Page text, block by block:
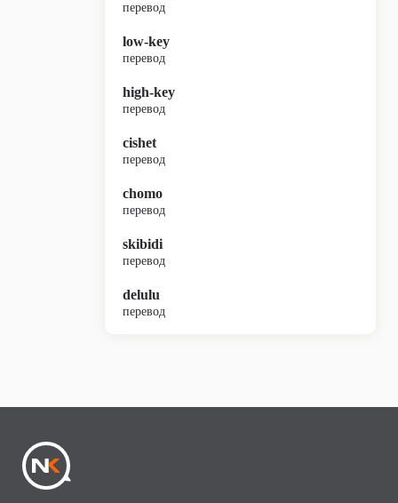
перевод
low-key
перевод
high-key
перевод
cishet
перевод
chomo
перевод
skibidi
перевод
delulu
перевод